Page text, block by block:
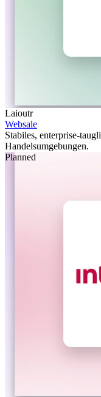
Laioutr
Websale
Stabiles, enterprise-
Handelsumgebungen.
Planned